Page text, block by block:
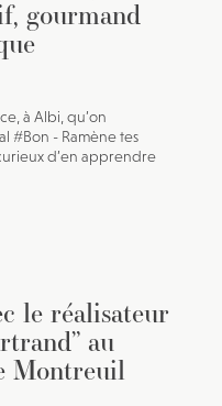
gourmand
à Albi, qu’on
#Bon - Ramène tes
d’en apprendre
le réalisateur
au
Montreuil